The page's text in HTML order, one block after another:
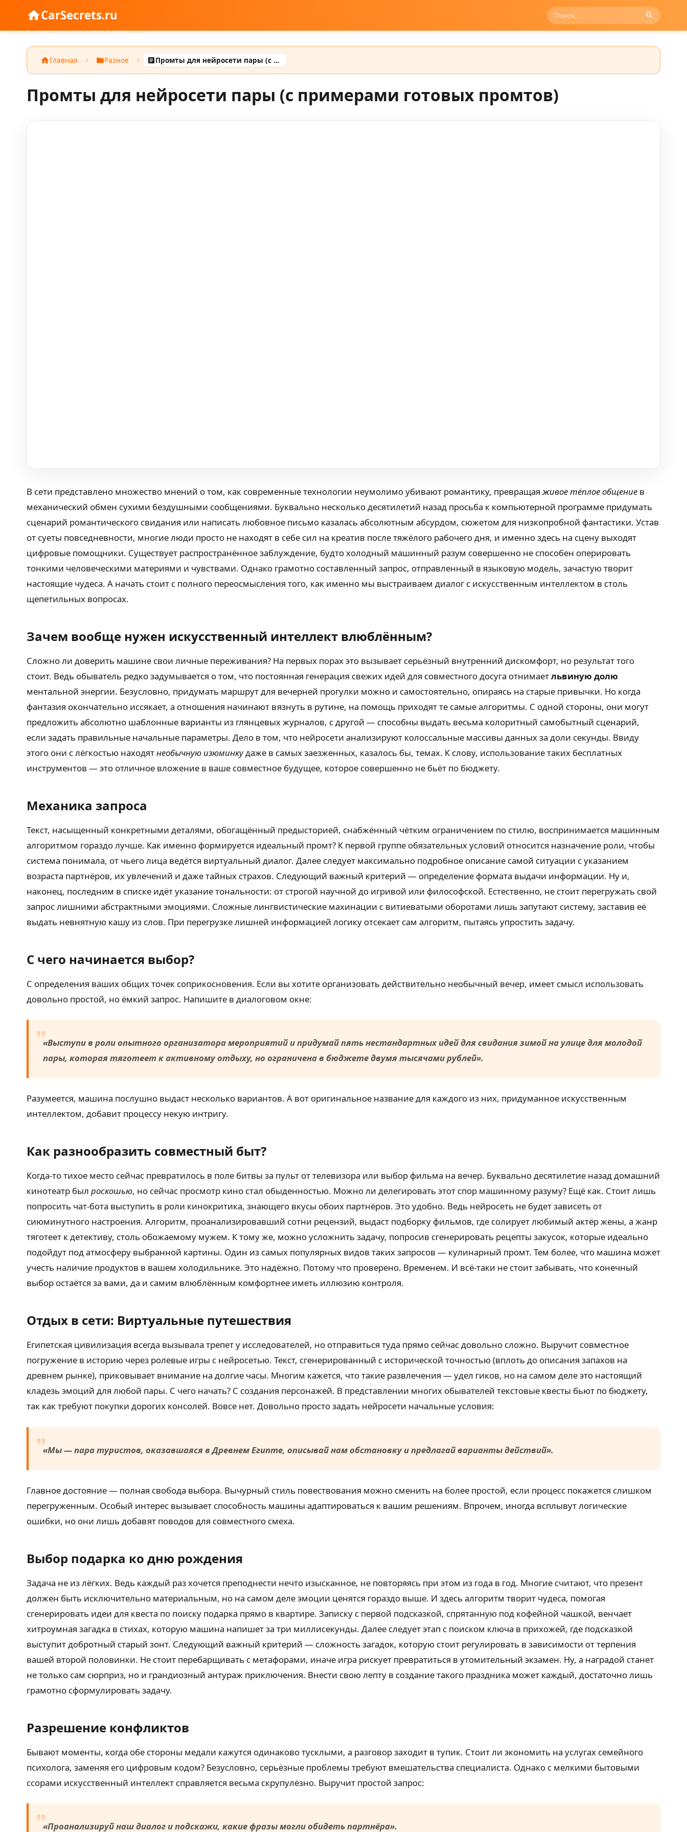
CarSecrets.ru
Главная Разное Промты для нейросети пары (с примерами готовых промтов)
Промты для нейросети пары (с примерами готовых промтов)
В сети представлено множество мнений о том, как современные технологии неумолимо убивают романтику, превращаяживое тёплое общение в
механический обмен сухими бездушными сообщениями. Буквально несколько десятилетий назад просьба к компьютерной программе придумать
сценарий романтического свидания или написать любовное письмо казалась абсолютным абсурдом, сюжетом для низкопробной фантастики. Устав
от суеты повседневности, многие люди просто не находят в себе сил на креатив после тяжёлого рабочего дня, и именно здесь на сцену выходят
цифровые помощники. Существует распространённое заблуждение, будто холодный машинный разум совершенно не способен оперировать
тонкими человеческими материями и чувствами. Однако грамотно составленный запрос, отправленный в языковую модель, зачастую творит
настоящие чудеса. А начать стоит с полного переосмысления того, как именно мы выстраиваем диалог с искусственным интеллектом в столь
щепетильных вопросах.
Зачем вообще нужен искусственный интеллект влюблённым?
Сложно ли доверить машине свои личные переживания? На первых порах это вызывает серьёзный внутренний дискомфорт, но результат того
стоит. Ведь обыватель редко задумывается о том, что постоянная генерация свежих идей для совместного досуга отнимаетльвиную долю
ментальной энергии. Безусловно, придумать маршрут для вечерней прогулки можно и самостоятельно, опираясь на старые привычки. Но когда
фантазия окончательно иссякает, а отношения начинают вязнуть в рутине, на помощь приходят те самые алгоритмы. С одной стороны, они могут
предложить абсолютно шаблонные варианты из глянцевых журналов, с другой — способны выдать весьма колоритный самобытный сценарий,
если задать правильные начальные параметры. Дело в том, что нейросети анализируют колоссальные массивы данных за доли секунды. Ввиду
этого они с лёгкостью находятнеобычную изюминкудаже в самых заезженных, казалось бы, темах. К слову, использование таких бесплатных
инструментов — это отличное вложение в ваше совместное будущее, которое совершенно не бьёт по бюджету.
Механика запроса
Текст, насыщенный конкретными деталями, обогащённый предысторией, снабжённый чётким ограничением по стилю, воспринимается машинным
алгоритмом гораздо лучше. Как именно формируется идеальный промт? К первой группе обязательных условий относится назначение роли, чтобы
система понимала, от чьего лица ведётся виртуальный диалог. Далее следует максимально подробное описание самой ситуации с указанием
возраста партнёров, их увлечений и даже тайных страхов. Следующий важный критерий — определение формата выдачи информации. Ну и,
наконец, последним в списке идёт указание тональности: от строгой научной до игривой или философской. Естественно, не стоит перегружать свой
запрос лишними абстрактными эмоциями. Сложные лингвистические махинации с витиеватыми оборотами лишь запутают систему, заставив её
выдать невнятную кашу из слов. При перегрузке лишней информацией логику отсекает сам алгоритм, пытаясь упростить задачу.
С чего начинается выбор?
С определения ваших общих точек соприкосновения. Если вы хотите организовать действительно необычный вечер, имеет смысл использовать
довольно простой, но ёмкий запрос. Напишите в диалоговом окне:
«Выступи в роли опытного организатора мероприятий и придумай пять нестандартных идей для свидания зимой на улице для молодой
пары, которая тяготеет к активному отдыху, но ограничена в бюджете двумя тысячами рублей».
Разумеется, машина послушно выдаст несколько вариантов. А вот оригинальное название для каждого из них, придуманное искусственным
интеллектом, добавит процессу некую интригу.
Как разнообразить совместный быт?
Когда-то тихое место сейчас превратилось в поле битвы за пульт от телевизора или выбор фильма на вечер. Буквально десятилетие назад домашний
кинотеатр был роскошью, но сейчас просмотр кино стал обыденностью. Можно ли делегировать этот спор машинному разуму? Ещё как. Стоит лишь
попросить чат-бота выступить в роли кинокритика, знающего вкусы обоих партнёров. Это удобно. Ведь нейросеть не будет зависеть от
сиюминутного настроения. Алгоритм, проанализировавший сотни рецензий, выдаст подборку фильмов, где солирует любимый актёр жены, а жанр
тяготеет к детективу, столь обожаемому мужем. К тому же, можно усложнить задачу, попросив сгенерировать рецепты закусок, которые идеально
подойдут под атмосферу выбранной картины. Один из самых популярных видов таких запросов — кулинарный промт. Тем более, что машина может
учесть наличие продуктов в вашем холодильнике. Это надёжно. Потому что проверено. Временем. И всё-таки не стоит забывать, что конечный
выбор остаётся за вами, да и самим влюблённым комфортнее иметь иллюзию контроля.
Отдых в сети: Виртуальные путешествия
Египетская цивилизация всегда вызывала трепет у исследователей, но отправиться туда прямо сейчас довольно сложно. Выручит совместное
погружение в историю через ролевые игры с нейросетью. Текст, сгенерированный с исторической точностью (вплоть до описания запахов на
древнем рынке), приковывает внимание на долгие часы. Многим кажется, что такие развлечения — удел гиков, но на самом деле это настоящий
кладезь эмоций для любой пары. С чего начать? С создания персонажей. В представлении многих обывателей текстовые квесты бьют по бюджету,
так как требуют покупки дорогих консолей. Вовсе нет. Довольно просто задать нейросети начальные условия:
«Мы — пара туристов, оказавшаяся в Древнем Египте, описывай нам обстановку и предлагай варианты действий».
Главное достояние — полная свобода выбора. Вычурный стиль повествования можно сменить на более простой, если процесс покажется слишком
перегруженным. Особый интерес вызывает способность машины адаптироваться к вашим решениям. Впрочем, иногда всплывут логические
ошибки, но они лишь добавят поводов для совместного смеха.
Выбор подарка ко дню рождения
Задача не из лёгких. Ведь каждый раз хочется преподнести нечто изысканное, не повторяясь при этом из года в год. Многие считают, что презент
должен быть исключительно материальным, но на самом деле эмоции ценятся гораздо выше. И здесь алгоритм творит чудеса, помогая
сгенерировать идеи для квеста по поиску подарка прямо в квартире. Записку с первой подсказкой, спрятанную под кофейной чашкой, венчает
хитроумная загадка в стихах, которую машина напишет за три миллисекунды. Далее следует этап с поиском ключа в прихожей, где подсказкой
выступит добротный старый зонт. Следующий важный критерий — сложность загадок, которую стоит регулировать в зависимости от терпения
вашей второй половинки. Не стоит перебарщивать с метафорами, иначе игра рискует превратиться в утомительный экзамен. Ну, а наградой станет
не только сам сюрприз, но и грандиозный антураж приключения. Внести свою лепту в создание такого праздника может каждый, достаточно лишь
грамотно сформулировать задачу.
Разрешение конфликтов
Бывают моменты, когда обе стороны медали кажутся одинаково тусклыми, а разговор заходит в тупик. Стоит ли экономить на услугах семейного
психолога, заменяя его цифровым кодом? Безусловно, серьёзные проблемы требуют вмешательства специалиста. Однако с мелкими бытовыми
ссорами искусственный интеллект справляется весьма скрупулёзно. Выручит простой запрос:
«Проанализируй наш диалог и подскажи, какие фразы могли обидеть партнёра».